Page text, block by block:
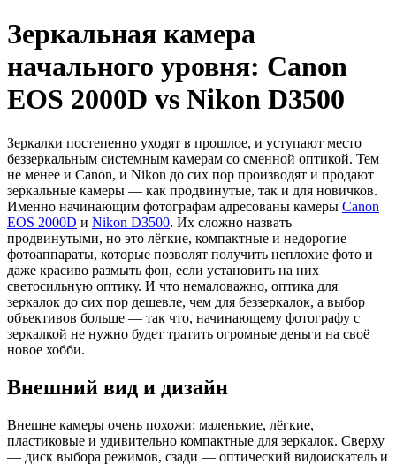
Зеркальная камера
начального уровня: Canon
EOS 2000D vs Nikon D3500
Зеркалки постепенно уходят в прошлое, и уступают место
беззеркальным системным камерам со сменной оптикой. Тем
не менее и Canon, и Nikon до сих пор производят и продают
зеркальные камеры — как продвинутые, так и для новичков.
Именно начинающим фотографам адресованы камеры Canon
EOS 2000D и Nikon D3500. Их сложно назвать
продвинутыми, но это лёгкие, компактные и недорогие
фотоаппараты, которые позволят получить неплохие фото и
даже красиво размыть фон, если установить на них
светосильную оптику. И что немаловажно, оптика для
зеркалок до сих пор дешевле, чем для беззеркалок, а выбор
объективов больше — так что, начинающему фотографу с
зеркалкой не нужно будет тратить огромные деньги на своё
новое хобби.
Внешний вид и дизайн
Внешне камеры очень похожи: маленькие, лёгкие,
пластиковые и удивительно компактные для зеркалок. Сверху
— диск выбора режимов, сзади — оптический видоискатель и